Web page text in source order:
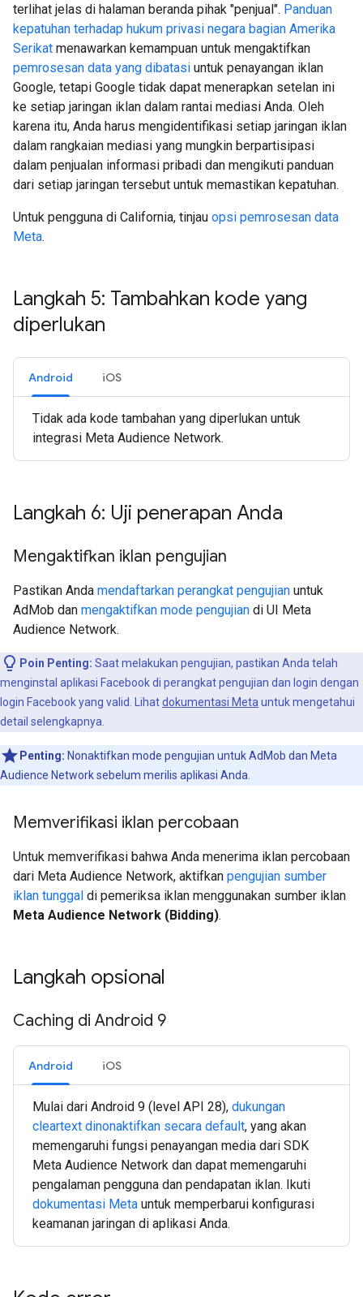
terlihat jelas di halaman beranda pihak "penjual". Panduan
kepatuhan terhadap hukum privasi negara bagian Amerika
Serikat menawarkan kemampuan untuk mengaktifkan
pemrosesan data yang dibatasi untuk penayangan iklan
Google, tetapi Google tidak dapat menerapkan setelan ini
ke setiap jaringan iklan dalam rantai mediasi Anda. Oleh
karena itu, Anda harus mengidentifikasi setiap jaringan iklan
dalam rangkaian mediasi yang mungkin berpartisipasi
dalam penjualan informasi pribadi dan mengikuti panduan
dari setiap jaringan tersebut untuk memastikan kepatuhan.
Untuk pengguna di California, tinjau opsi pemrosesan data
Meta.
Langkah 5: Tambahkan kode yang
diperlukan
Android iOS
Tidak ada kode tambahan yang diperlukan untuk
integrasi Meta Audience Network.
Langkah 6: Uji penerapan Anda
Mengaktifkan iklan pengujian
Pastikan Anda mendaftarkan perangkat pengujian untuk
AdMob dan mengaktifkan mode pengujian di UI Meta
Audience Network.
Poin Penting: Saat melakukan pengujian, pastikan Anda telah
menginstal aplikasi Facebook di perangkat pengujian dan login dengan
login Facebook yang valid. Lihatdokumentasi Meta untuk mengetahui
detail selengkapnya.
Penting: Nonaktifkan mode pengujian untuk AdMob dan Meta
Audience Network sebelum merilis aplikasi Anda.
Memverifikasi iklan percobaan
Untuk memverifikasi bahwa Anda menerima iklan percobaan
dari Meta Audience Network, aktifkan pengujian sumber
iklan tunggal di pemeriksa iklan menggunakan sumber iklan
Meta Audience Network (Bidding).
Langkah opsional
Caching di Android 9
Android iOS
Mulai dari Android 9 (level API 28), dukungan
cleartext dinonaktifkan secara default, yang akan
memengaruhi fungsi penayangan media dari SDK
Meta Audience Network dan dapat memengaruhi
pengalaman pengguna dan pendapatan iklan. Ikuti
dokumentasi Meta untuk memperbarui konfigurasi
keamanan jaringan di aplikasi Anda.